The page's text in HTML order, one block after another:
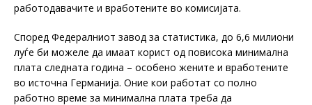
работодавачите и вработените во комисијата.
Според Федералниот завод за статистика, до 6,6 милиони
луѓе би можеле да имаат корист од повисока минимална
плата следната година – особено жените и вработените
во источна Германија. Оние кои работат со полно
работно време за минимална плата треба да